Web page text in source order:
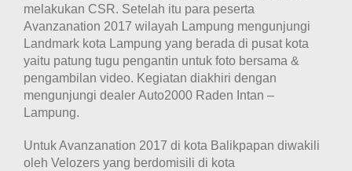
melakukan CSR. Setelah itu para peserta
Avanzanation 2017 wilayah Lampung mengunjungi
Landmark kota Lampung yang berada di pusat kota
yaitu patung tugu pengantin untuk foto bersama &
pengambilan video. Kegiatan diakhiri dengan
mengunjungi dealer Auto2000 Raden Intan –
Lampung.
Untuk Avanzanation 2017 di kota Balikpapan diwakili
oleh Velozers yang berdomisili di kota